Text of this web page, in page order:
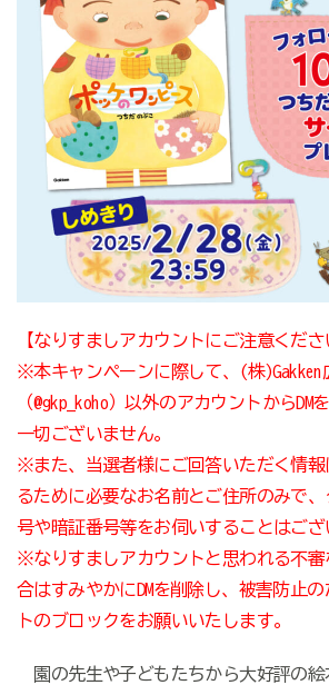
【なりすましアカウントにご注意くださ
※本キャンペーンに際して、(株)Gakken
（@gkp_koho）以外のアカウントから
一切ございません。
※また、当選者様にご回答いただく情報
るために必要なお名前とご住所のみで
号や暗証番号等をお伺いすることはござ
※なりすましアカウントと思われる不審
合はすみやかにDMを削除し、被害防止
トのブロックをお願いいたします。
園の先生や子どもたちから大好評の絵